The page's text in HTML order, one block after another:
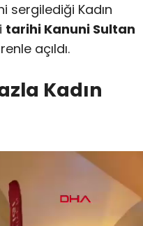
sergilediği Kadın
tarihi Kanuni Sultan
açıldı.
Kadın